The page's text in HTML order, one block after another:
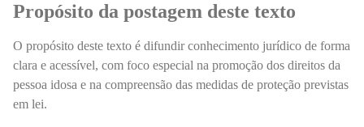
Propósito da postagem deste texto
O propósito deste texto é difundir conhecimento jurídico de forma
clara e acessível, com foco especial na promoção dos direitos da
pessoa idosa e na compreensão das medidas de proteção previstas
em lei.